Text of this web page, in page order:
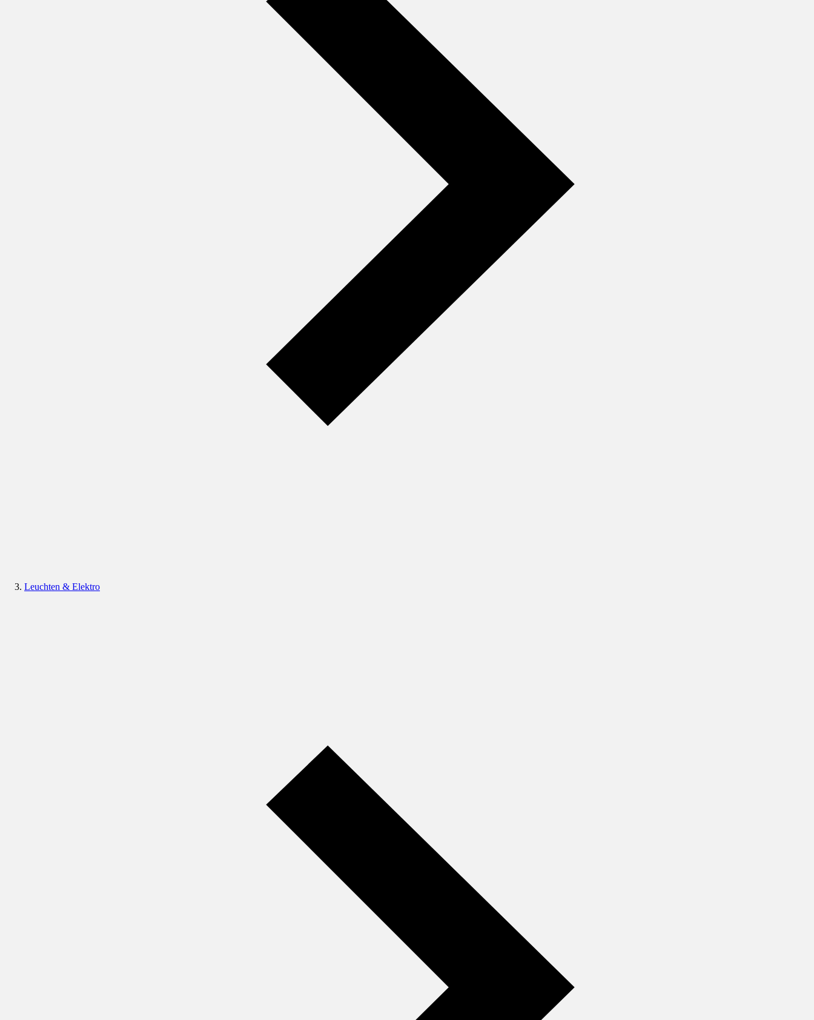
Leuchten & Elektro